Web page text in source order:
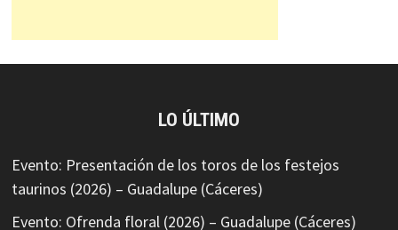
LO ÚLTIMO
Evento: Presentación de los toros de los festejos
taurinos (2026) – Guadalupe (Cáceres)
Evento: Ofrenda floral (2026) – Guadalupe (Cáceres)